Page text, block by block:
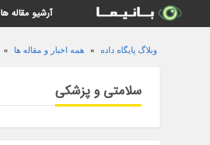
وبلاگ پایگاه داده » همه اخبار و مقاله ها »
سلامتی و پزشکی
آرشیو مقاله ها